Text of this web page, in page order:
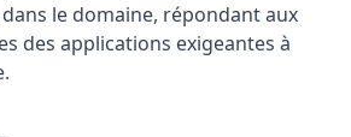
le domaine, répondant aux
des applications exigeantes à